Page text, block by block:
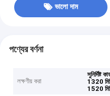
ভালো দাম
পণ্যের বর্ণনা
লক্ষণীয় করা
সুনির্দিষ্ট
1320
1520